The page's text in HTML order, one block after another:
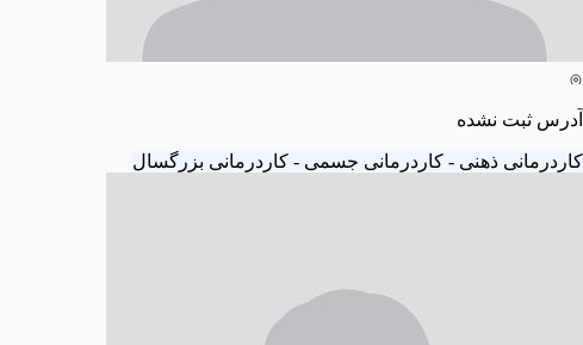
آدرس ثبت نشده
کاردرمانی ذهنی - کاردرمانی جسمی - کاردرمانی بزرگسال